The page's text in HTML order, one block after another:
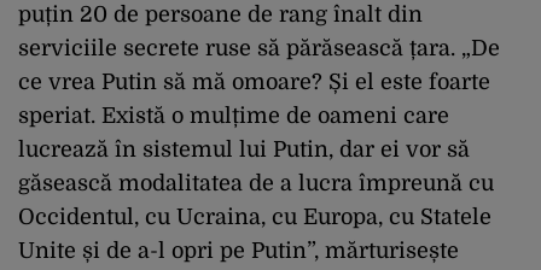
puțin 20 de persoane de rang înalt din
serviciile secrete ruse să părăsească țara. „De
ce vrea Putin să mă omoare? Și el este foarte
speriat. Există o mulțime de oameni care
lucrează în sistemul lui Putin, dar ei vor să
găsească modalitatea de a lucra împreună cu
Occidentul, cu Ucraina, cu Europa, cu Statele
Unite și de a-l opri pe Putin”, mărturisește